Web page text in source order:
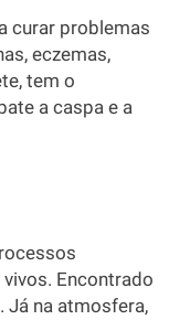
curar problemas
eczemas,
tem o
a caspa e a
Encontrado
Já na atmosfera,